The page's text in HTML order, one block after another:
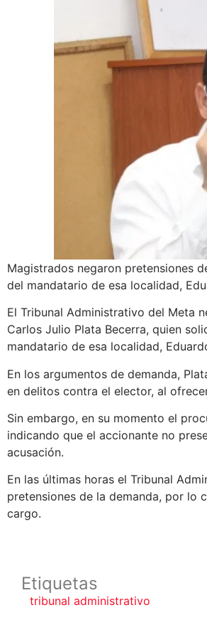
Magistrados negaron pretensiones
del mandatario de esa localidad,
El Tribunal Administrativo del Meta
Carlos Julio Plata Becerra, quien
mandatario de esa localidad,
En los argumentos de demanda,
en delitos contra el elector, al
Sin embargo, en su momento el
indicando que el accionante no
acusación.
En las últimas horas el Tribunal
pretensiones de la demanda, por lo
cargo.
Etiquetas
tribunal administrativo